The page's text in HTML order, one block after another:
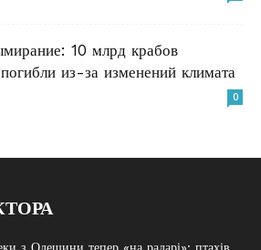
10 млрд крабов
из-за изменений климата
0